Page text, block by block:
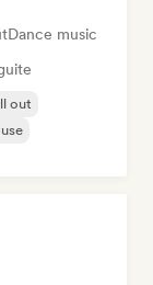
Dance music
out